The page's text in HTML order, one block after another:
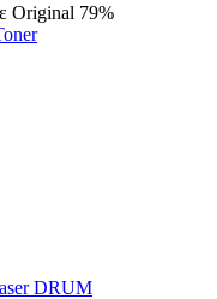
Original 79%
DRUM